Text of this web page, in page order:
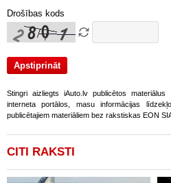
Drošības kods
Stingri aizliegts iAuto.lv publicētos
interneta portālos, masu informācijas
publicētajiem materiāliem bez rakstiskas EON
CITI RAKSTI